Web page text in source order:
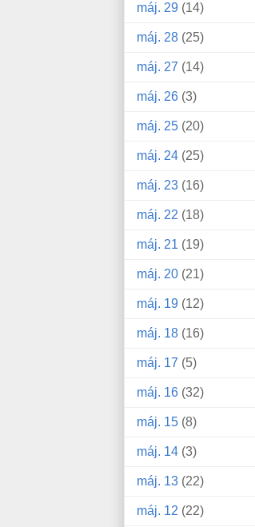
máj. 29 (14)
máj. 28 (25)
máj. 27 (14)
máj. 26 (3)
máj. 25 (20)
máj. 24 (25)
máj. 23 (16)
máj. 22 (18)
máj. 21 (19)
máj. 20 (21)
máj. 19 (12)
máj. 18 (16)
máj. 17 (5)
máj. 16 (32)
máj. 15 (8)
máj. 14 (3)
máj. 13 (22)
máj. 12 (22)